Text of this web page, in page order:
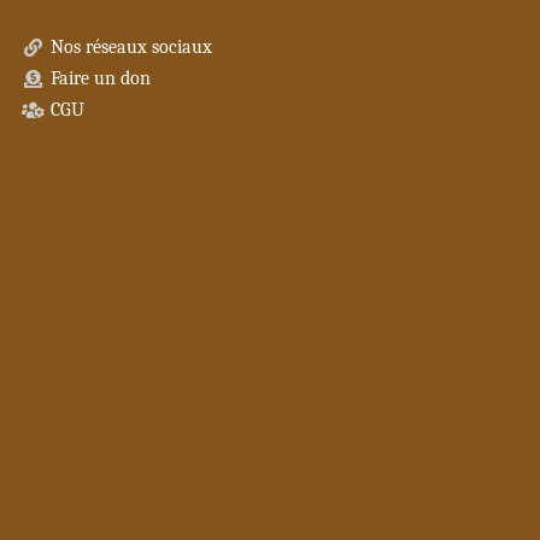
Nos réseaux sociaux
Faire un don
CGU